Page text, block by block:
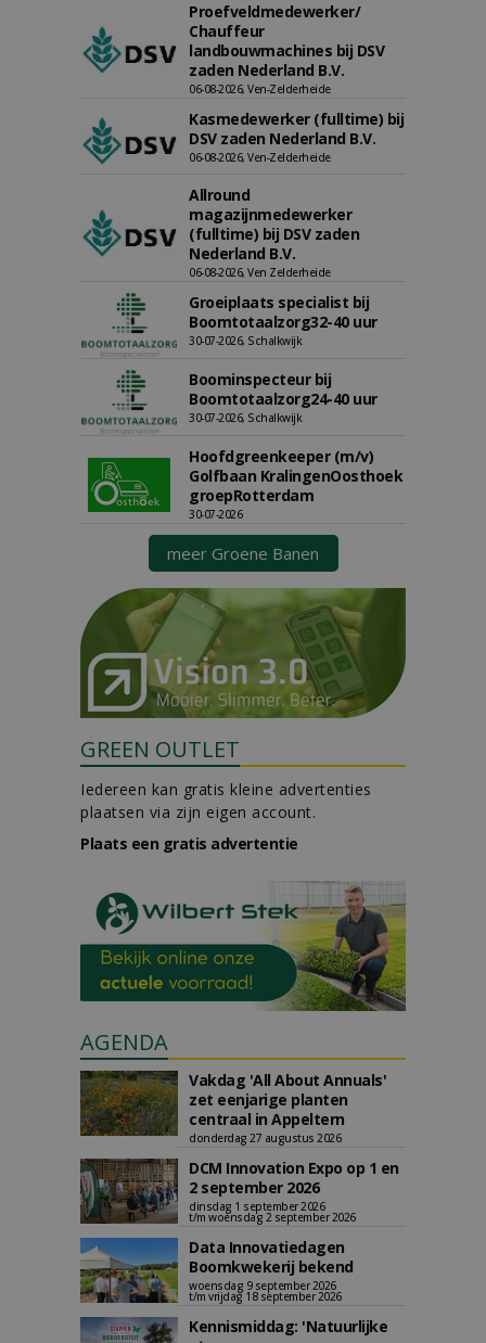
Proefveldmedewerker/
Chauffeur
landbouwmachines bij DSV
zaden Nederland B.V.
06-08-2026, Ven-Zelderheide
Kasmedewerker (fulltime) bij
DSV zaden Nederland B.V.
06-08-2026, Ven-Zelderheide
Allround
magazijnmedewerker
(fulltime) bij DSV zaden
Nederland B.V.
06-08-2026, Ven Zelderheide
Groeiplaats specialist bij
Boomtotaalzorg32-40 uur
30-07-2026, Schalkwijk
Boominspecteur bij
Boomtotaalzorg24-40 uur
30-07-2026, Schalkwijk
Hoofdgreenkeeper (m/v)
Golfbaan KralingenOosthoek
groepRotterdam
30-07-2026
meer Groene Banen
GREEN OUTLET
Iedereen kan gratis kleine advertenties
plaatsen via zijn eigen account.
Plaats een gratis advertentie
AGENDA
Vakdag 'All About Annuals'
zet eenjarige planten
centraal in Appeltern
donderdag 27 augustus 2026
DCM Innovation Expo op 1 en
2 september 2026
dinsdag 1 september 2026
t/m woensdag 2 september 2026
Data Innovatiedagen
Boomkwekerij bekend
woensdag 9 september 2026
t/m vrijdag 18 september 2026
Kennismiddag: 'Natuurlijke